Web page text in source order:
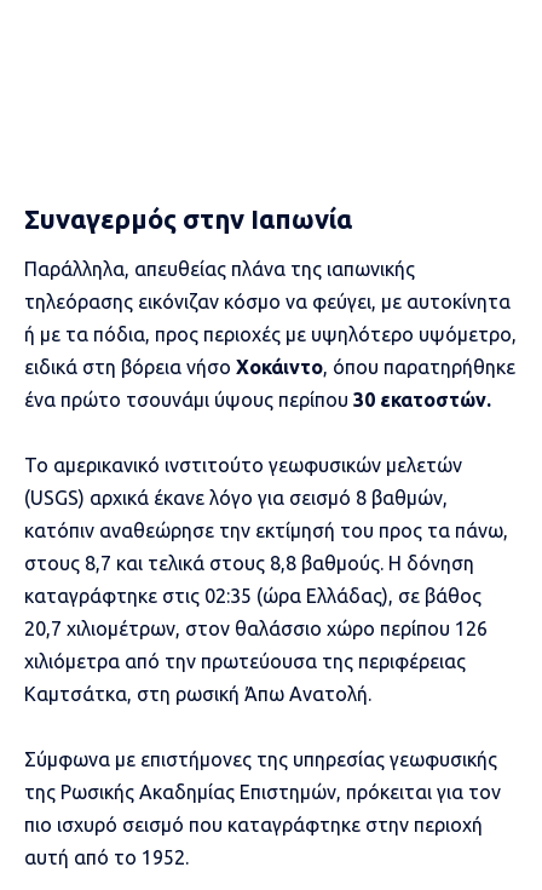
Συναγερμός στην Ιαπωνία
Παράλληλα, απευθείας πλάνα της ιαπωνικής
τηλεόρασης εικόνιζαν κόσμο να φεύγει, με αυτοκίνητα
ή με τα πόδια, προς περιοχές με υψηλότερο υψόμετρο,
ειδικά στη βόρεια νήσο Χοκάιντο, όπου παρατηρήθηκε
ένα πρώτο τσουνάμι ύψους περίπου 30 εκατοστών.
Το αμερικανικό ινστιτούτο γεωφυσικών μελετών
(USGS) αρχικά έκανε λόγο για σεισμό 8 βαθμών,
κατόπιν αναθεώρησε την εκτίμησή του προς τα πάνω,
στους 8,7 και τελικά στους 8,8 βαθμούς. Η δόνηση
καταγράφτηκε στις 02:35 (ώρα Ελλάδας), σε βάθος
20,7 χιλιομέτρων, στον θαλάσσιο χώρο περίπου 126
χιλιόμετρα από την πρωτεύουσα της περιφέρειας
Καμτσάτκα, στη ρωσική Άπω Ανατολή.
Σύμφωνα με επιστήμονες της υπηρεσίας γεωφυσικής
της Ρωσικής Ακαδημίας Επιστημών, πρόκειται για τον
πιο ισχυρό σεισμό που καταγράφτηκε στην περιοχή
αυτή από το 1952.